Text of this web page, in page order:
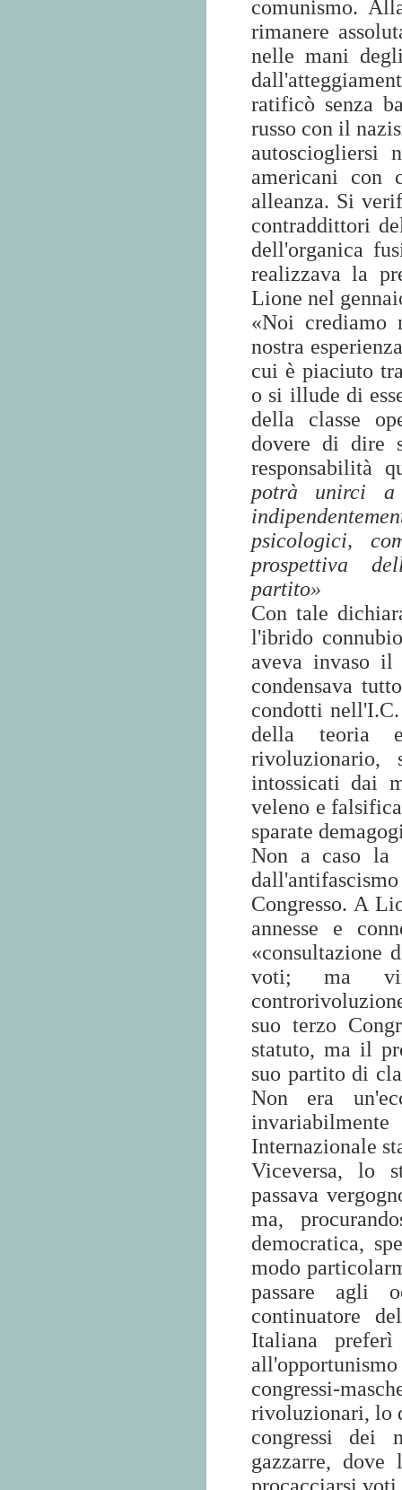
comunismo.
rimanere
nelle mani
ratificò senza
russo con il
autosciogliersi
americani con
alleanza. Si
contraddittori
dell'organica
realizzava la
Lione nel
«Noi crediamo
nostra
cui è piaciuto
o si illude di
della classe
dovere di dire
responsabilità
potrà unirci a
psicologici,
prospettiva
partito»
Con tale
l'ibrido
aveva invaso il
condensava
condotti
della teoria
rivoluzionario,
intossicati dai
veleno e
sparate
Non a caso la
Congresso. A
annesse e
«consultazione
voti; ma
suo terzo
statuto, ma il
suo partito di
Non era
invariabilmente
Internazionale
Viceversa, lo
passava
ma,
democratica,
modo
passare agli
continuatore
Italiana
congressi-
rivoluzionari, lo
congressi dei
gazzarre, dove